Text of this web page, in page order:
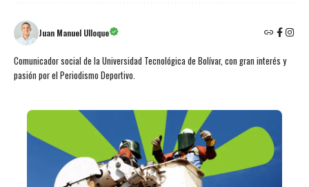
Juan Manuel Ulloque
Comunicador social de la Universidad Tecnológica de Bolívar, con gran interés y
pasión por el Periodismo Deportivo.